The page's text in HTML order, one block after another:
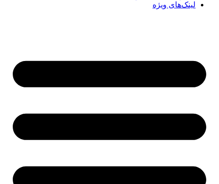
لینک‌های ویژه